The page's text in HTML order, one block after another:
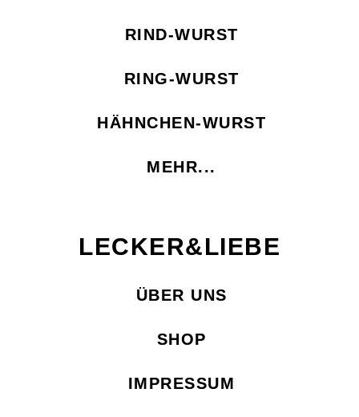
RIND-WURST
RING-WURST
HÄHNCHEN-WURST
MEHR...
LECKER&LIEBE
ÜBER UNS
SHOP
IMPRESSUM